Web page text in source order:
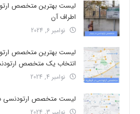
لیست بهترین متخصص
اطراف آن
نوامبر 6, 2024
لیست بهترین متخصص
انتخاب یک متخصص
نوامبر 4, 2024
لیست متخصص ارتودنسی